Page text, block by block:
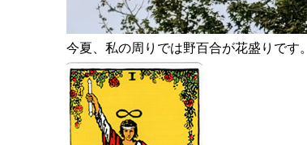
今夏、私の周りでは野百合が花盛りです。